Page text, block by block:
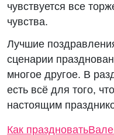
чувствуется все
чувства.
Лучшие
сценарии
многое другое. В
есть всё для того,
настоящим
Как праздновать